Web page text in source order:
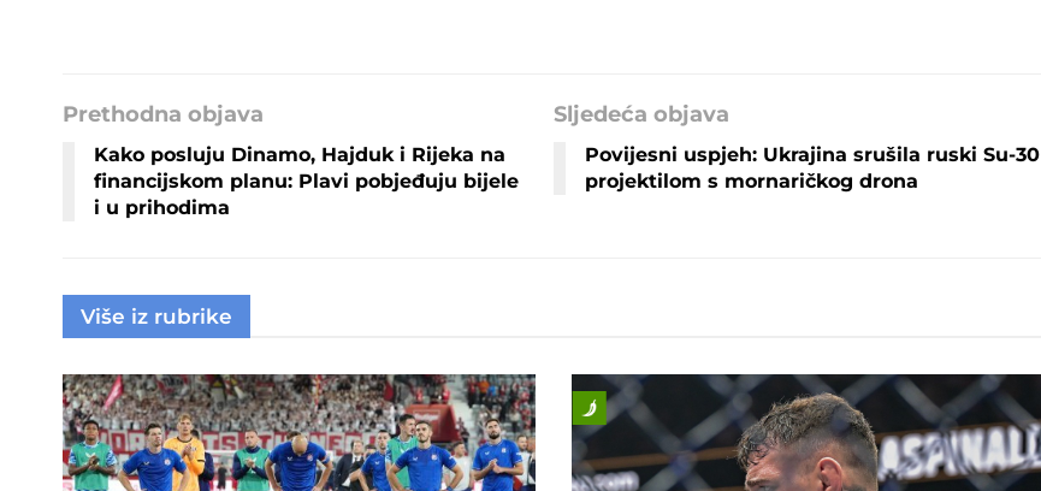
Prethodna objava
Kako posluju Dinamo, Hajduk i Rijeka na
financijskom planu: Plavi pobjeđuju bijele
i u prihodima
Sljedeća objava
Povijesni uspjeh: Ukrajina srušila ruski Su-30
projektilom s mornaričkog drona
Više iz rubrike